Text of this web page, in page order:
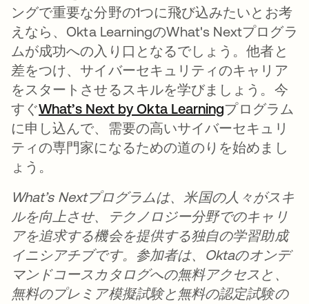
ングで重要な分野の1つに飛び込みたいとお考
えなら、Okta LearningのWhat's Nextプログラ
ムが成功への入り口となるでしょう。他者と
差をつけ、サイバーセキュリティのキャリア
をスタートさせるスキルを学びましょう。今
すぐWhat’s Next by Okta Learningプログラム
に申し込んで、需要の高いサイバーセキュリ
ティの専門家になるための道のりを始めまし
ょう。
What’s Nextプログラムは、米国の人々がスキ
ルを向上させ、テクノロジー分野でのキャリ
アを追求する機会を提供する独自の学習助成
イニシアチブです。参加者は、Oktaのオンデ
マンドコースカタログへの無料アクセスと、
無料のプレミア模擬試験と無料の認定試験の